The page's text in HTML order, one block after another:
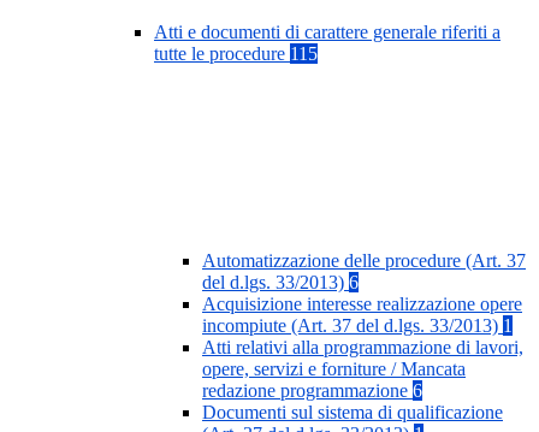
Atti e documenti di carattere generale riferiti a
tutte le procedure 115
Automatizzazione delle procedure (Art. 37
del d.lgs. 33/2013) 6
Acquisizione interesse realizzazione opere
incompiute (Art. 37 del d.lgs. 33/2013) 1
Atti relativi alla programmazione di lavori,
opere, servizi e forniture / Mancata
redazione programmazione 6
Documenti sul sistema di qualificazione